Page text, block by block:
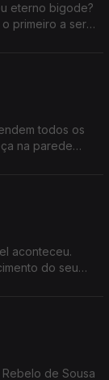
eterno bigode?
primeiro a ser
todos os
na parede
aconteceu.
do seu
de Sousa